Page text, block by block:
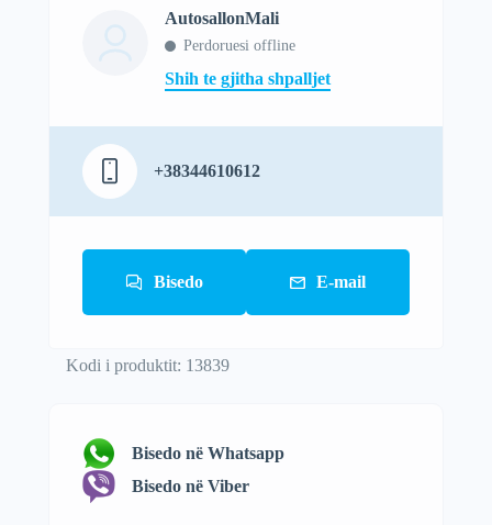
AutosallonMali
Perdoruesi offline
Shih te gjitha shpalljet
+38344610612
Bisedo E-mail
Kodi i produktit: 13839
Bisedo në Whatsapp
Bisedo në Viber